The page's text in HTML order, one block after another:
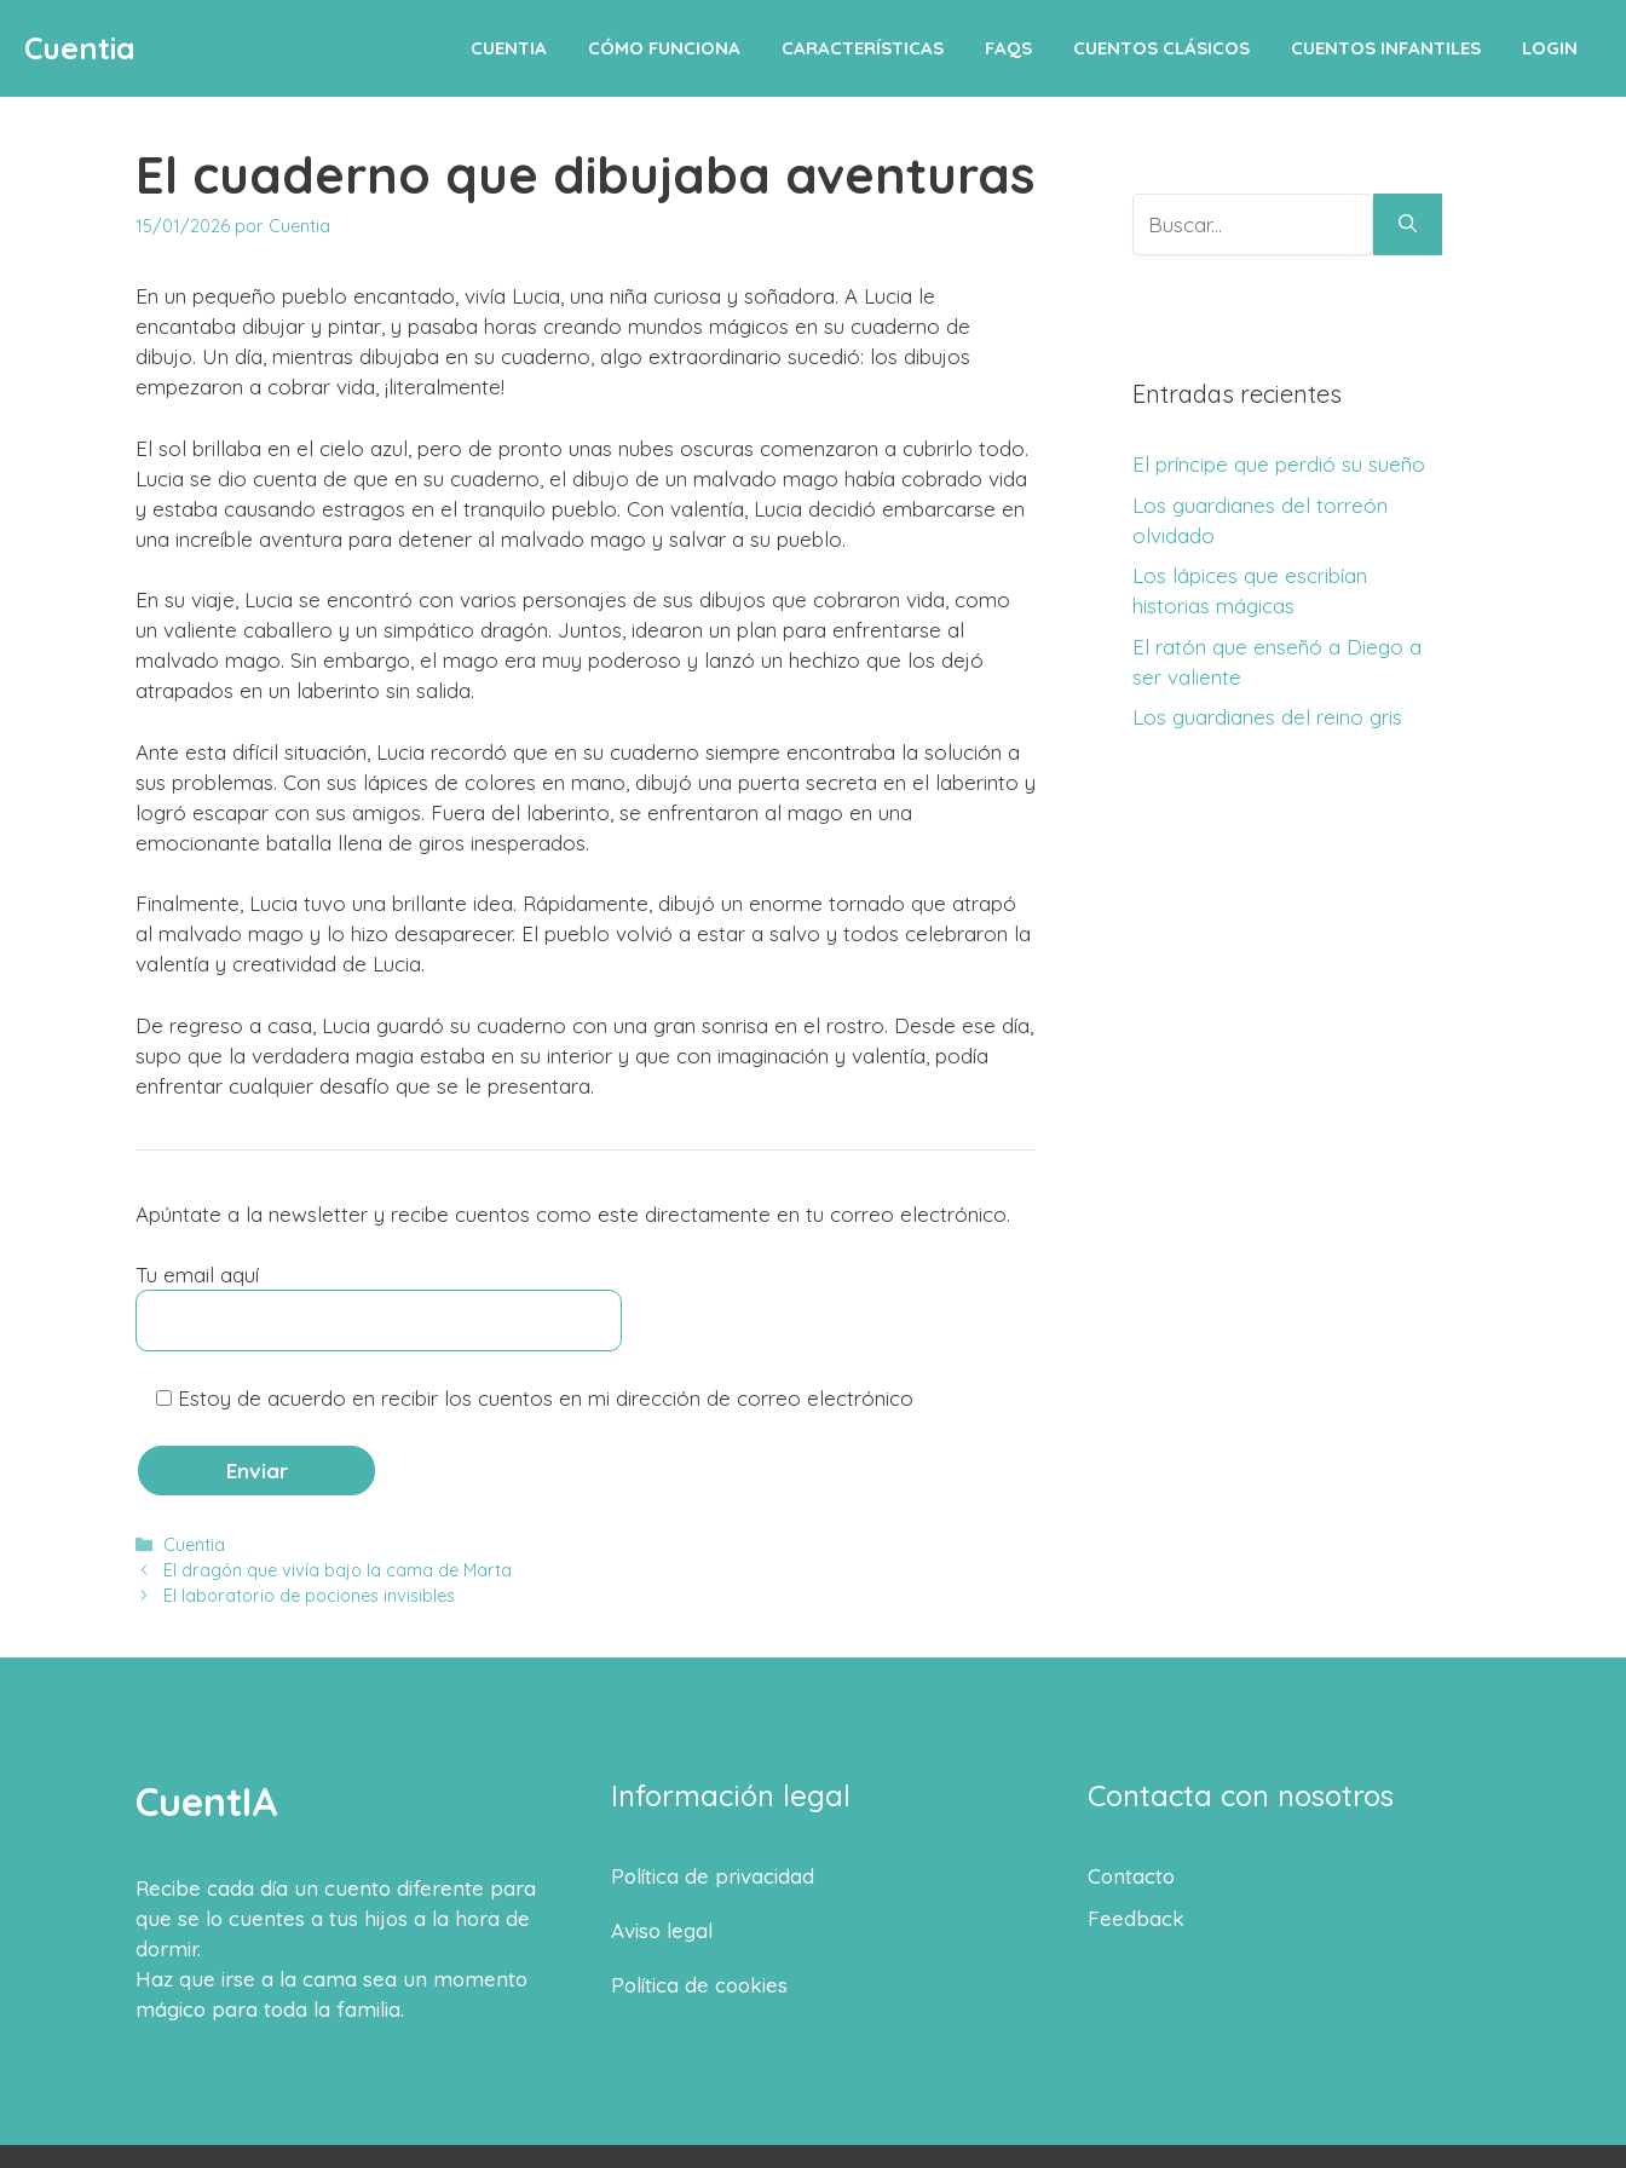
Cuentia CUENTIA CÓMO FUNCIONA CARACTERÍSTICAS FAQS CUENTOS CLÁSICOS CUENTOS INFANTILES LOGIN
El cuaderno que dibujaba aventuras
15/01/2026 por Cuentia
En un pequeño pueblo encantado, vivía Lucia, una niña curiosa y soñadora. A Lucia le
encantaba dibujar y pintar, y pasaba horas creando mundos mágicos en su cuaderno de
dibujo. Un día, mientras dibujaba en su cuaderno, algo extraordinario sucedió: los dibujos
empezaron a cobrar vida, ¡literalmente!
El sol brillaba en el cielo azul, pero de pronto unas nubes oscuras comenzaron a cubrirlo todo.
Lucia se dio cuenta de que en su cuaderno, el dibujo de un malvado mago había cobrado vida
y estaba causando estragos en el tranquilo pueblo. Con valentía, Lucia decidió embarcarse en
una increíble aventura para detener al malvado mago y salvar a su pueblo.
En su viaje, Lucia se encontró con varios personajes de sus dibujos que cobraron vida, como
un valiente caballero y un simpático dragón. Juntos, idearon un plan para enfrentarse al
malvado mago. Sin embargo, el mago era muy poderoso y lanzó un hechizo que los dejó
atrapados en un laberinto sin salida.
Ante esta difícil situación, Lucia recordó que en su cuaderno siempre encontraba la solución a
sus problemas. Con sus lápices de colores en mano, dibujó una puerta secreta en el laberinto y
logró escapar con sus amigos. Fuera del laberinto, se enfrentaron al mago en una
emocionante batalla llena de giros inesperados.
Finalmente, Lucia tuvo una brillante idea. Rápidamente, dibujó un enorme tornado que atrapó
al malvado mago y lo hizo desaparecer. El pueblo volvió a estar a salvo y todos celebraron la
valentía y creatividad de Lucia.
De regreso a casa, Lucia guardó su cuaderno con una gran sonrisa en el rostro. Desde ese día,
supo que la verdadera magia estaba en su interior y que con imaginación y valentía, podía
enfrentar cualquier desafío que se le presentara.
Apúntate a la newsletter y recibe cuentos como este directamente en tu correo electrónico.
Tu email aquí
Estoy de acuerdo en recibir los cuentos en mi dirección de correo electrónico
Categorías
Cuentia
El dragón que vivía bajo la cama de Marta
El laboratorio de pociones invisibles
Entradas recientes
El príncipe que perdió su sueño
Los guardianes del torreón
olvidado
Los lápices que escribían
historias mágicas
El ratón que enseñó a Diego a
ser valiente
Los guardianes del reino gris
CuentIA
Recibe cada día un cuento diferente para
que se lo cuentes a tus hijos a la hora de
dormir.
Haz que irse a la cama sea un momento
mágico para toda la familia.
Información legal
Política de privacidad
Aviso legal
Política de cookies
Contacta con nosotros
Contacto
Feedback